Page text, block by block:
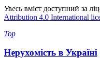
Увесь вміст доступний за
Attribution 4.0 International
Top
Нерухомість в Україні